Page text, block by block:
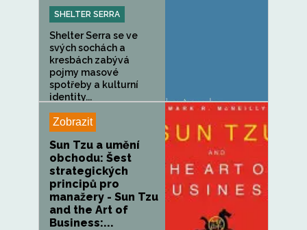
SHELTER SERRA
Shelter Serra se ve
svých sochách a
kresbách zabývá
pojmy masové
spotřeby a kulturní
identity...
Zobrazit
Sun Tzu a umění
obchodu: Šest
strategických
principů pro
manažery - Sun Tzu
and the Art of
Business:...